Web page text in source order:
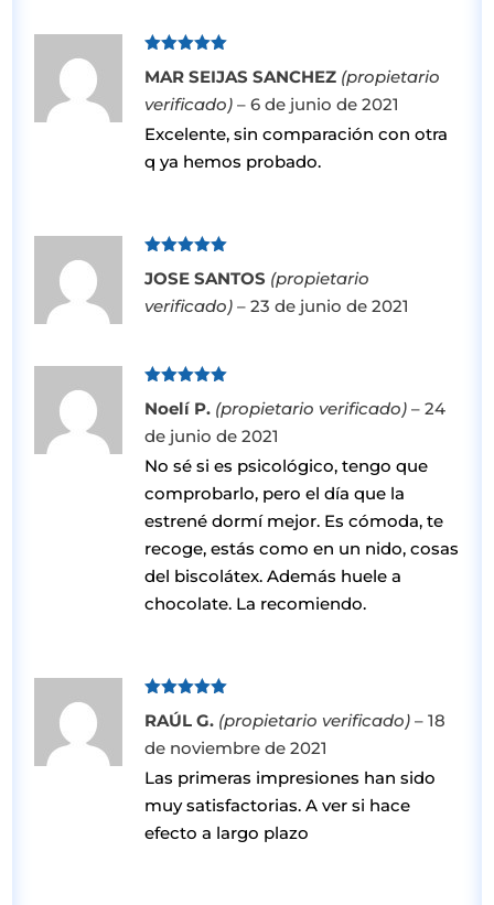
con5de 5
MAR SEIJAS SANCHEZ (propietario
verificado) – 6 de junio de 2021
Excelente, sin comparación con otra
q ya hemos probado.
con5de 5
JOSE SANTOS (propietario
verificado) – 23 de junio de 2021
con5de 5
Noelí P. (propietario verificado) – 24
de junio de 2021
No sé si es psicológico, tengo que
comprobarlo, pero el día que la
estrené dormí mejor. Es cómoda, te
recoge, estás como en un nido, cosas
del biscolátex. Además huele a
chocolate. La recomiendo.
Valorado
con5de 5
RAÚL G. (propietario verificado) – 18
de noviembre de 2021
Las primeras impresiones han sido
muy satisfactorias. A ver si hace
efecto a largo plazo